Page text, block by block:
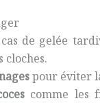
de gelée
cloches.
pour éviter
comme les